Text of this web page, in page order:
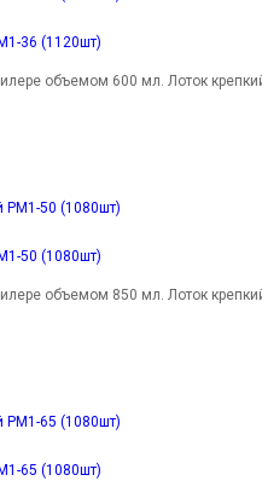
36 (1120шт)
объемом 600 мл. Лоток
50 (1080шт)
объемом 850 мл. Лоток
65 (1080шт)